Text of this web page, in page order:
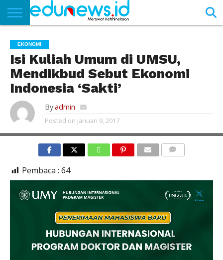
NEWS
EDUNEWS
LITERASI
PUSTAKA
SOSOK
TEKNO
KHASANAH
SASTRA
EKONOMI
Isi Kuliah Umum di UMSU,
Mendikbud Sebut Ekonomi
Indonesia ‘Sakti’
Byadmin
Posted on Januari 9, 2017
Pembaca : 64